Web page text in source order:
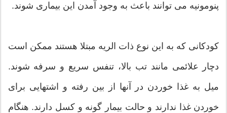
پنومونیه می توانند باعث به وجود آمدن این بیماری شوند.
کودکانی که به این نوع ذات الریه مبتلا هستند ممکن است
دچار علائمی مانند تب بالا، تنفس سریع و سرفه شوند.
میل به غذا خوردن در آنها از بین رفته و اشتهایی برای
خوردن غذا ندارند و حالت بیمار گونه و کسل دارند. هنگام